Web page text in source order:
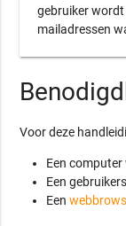
gebruiker wordt
mailadressen
Voor deze
Een
Een
Een